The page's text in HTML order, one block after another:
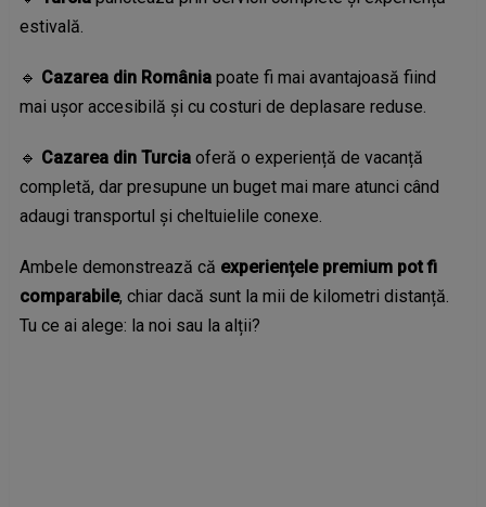
estivală.
🔹 Cazarea din Româniapoate fi mai avantajoasă fiind
mai ușor accesibilă și cu costuri de deplasare reduse.
🔹 Cazarea din Turciaoferă o experiență de vacanță
completă, dar presupune un buget mai mare atunci când
adaugi transportul și cheltuielile conexe.
Ambele demonstrează că experiențele premium pot fi
comparabile, chiar dacă sunt la mii de kilometri distanță.
Tu ce ai alege: la noi sau la alții?